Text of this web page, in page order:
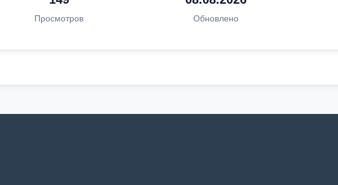
Просмотров Обновлено